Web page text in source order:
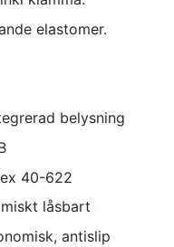
elastomer.
belysning
40-622
låsbart
antislip